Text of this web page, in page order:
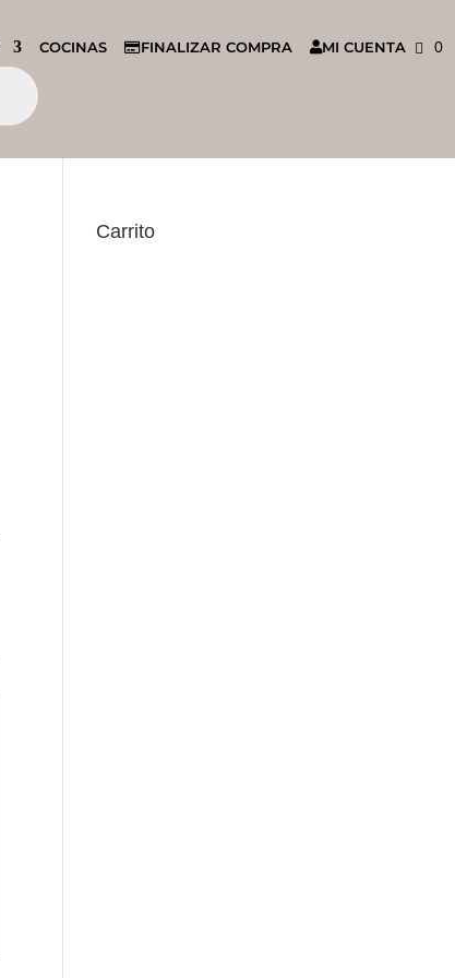
COCINAS FINALIZAR COMPRA MI CUENTA
0
Carrito